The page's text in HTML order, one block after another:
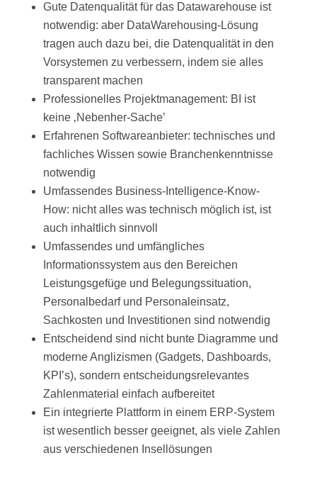
Gute Datenqualität für das Datawarehouse ist
notwendig: aber DataWarehousing-Lösung
tragen auch dazu bei, die Datenqualität in den
Vorsystemen zu verbessern, indem sie alles
transparent machen
Professionelles Projektmanagement: BI ist
keine ‚Nebenher-Sache’
Erfahrenen Softwareanbieter: technisches und
fachliches Wissen sowie Branchenkenntnisse
notwendig
Umfassendes Business-Intelligence-Know-
How: nicht alles was technisch möglich ist, ist
auch inhaltlich sinnvoll
Umfassendes und umfängliches
Informationssystem aus den Bereichen
Leistungsgefüge und Belegungssituation,
Personalbedarf und Personaleinsatz,
Sachkosten und Investitionen sind notwendig
Entscheidend sind nicht bunte Diagramme und
moderne Anglizismen (Gadgets, Dashboards,
KPI’s), sondern entscheidungsrelevantes
Zahlenmaterial einfach aufbereitet
Ein integrierte Plattform in einem ERP-System
ist wesentlich besser geeignet, als viele Zahlen
aus verschiedenen Insellösungen